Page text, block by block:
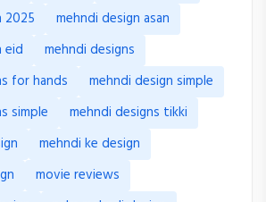
2025
mehndi design asan
eid
mehndi designs
for hands
mehndi design simple
simple
mehndi designs tikki
mehndi ke design
movie reviews